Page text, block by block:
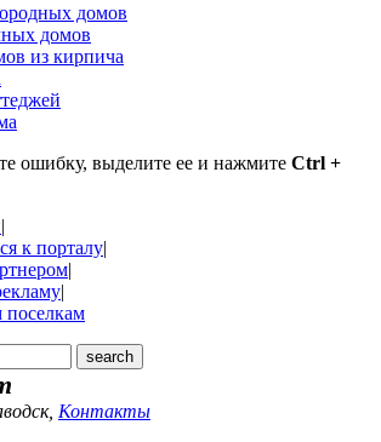
домов
домов
из кирпича
ошибку, выделите ее и нажмите Ctrl +
|
к порталу|
|
|
, Контакты